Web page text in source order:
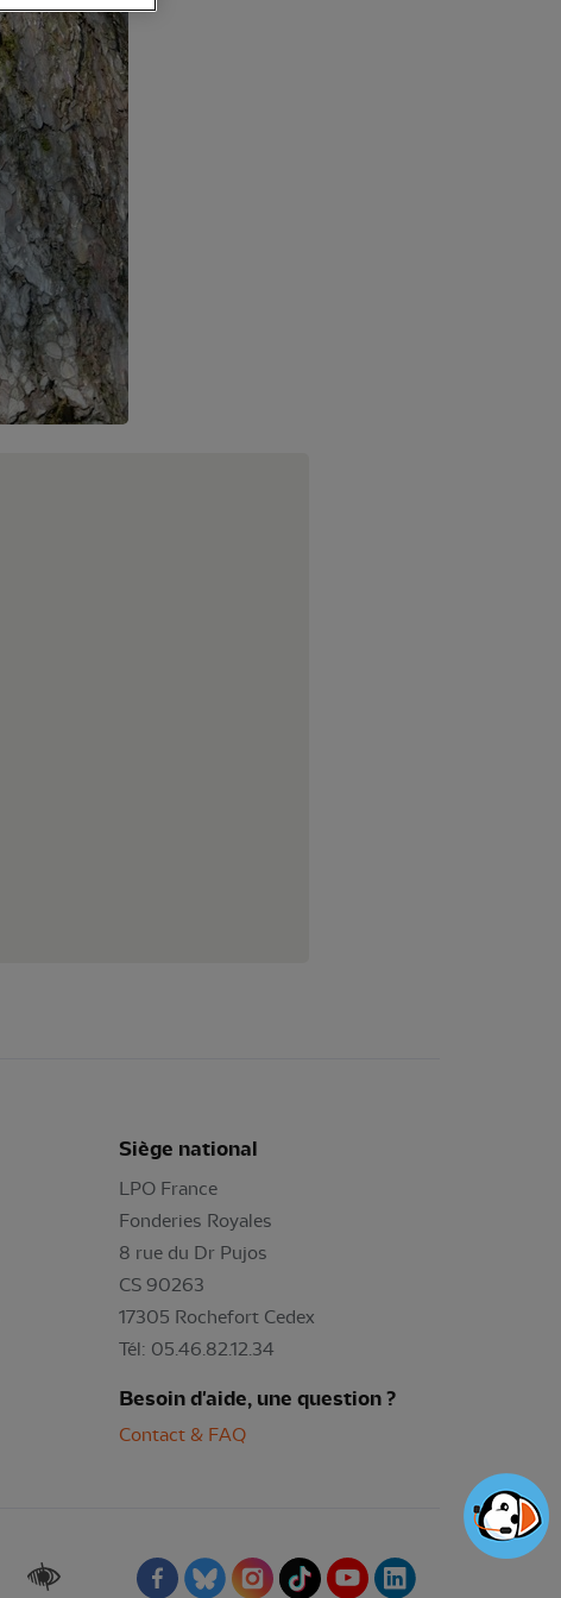
Siège national
LPO France
Fonderies Royales
8 rue du Dr Pujos
CS 90263
17305 Rochefort Cedex
Tél: 05.46.82.12.34
Besoin d'aide, une question ?
Contact & FAQ
Renforcer les contrastes